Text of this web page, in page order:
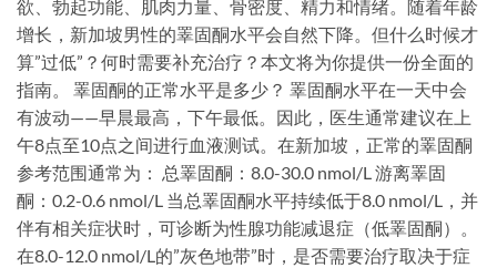
欲、勃起功能、肌肉力量、骨密度、精力和情绪。随着年龄
增长，新加坡男性的睪固酮水平会自然下降。但什么时候才
算”过低”？何时需要补充治疗？本文将为你提供一份全面的
指南。 睪固酮的正常水平是多少？ 睪固酮水平在一天中会
有波动——早晨最高，下午最低。因此，医生通常建议在上
午8点至10点之间进行血液测试。在新加坡，正常的睪固酮
参考范围通常为： 总睪固酮：8.0-30.0 nmol/L 游离睪固
酮：0.2-0.6 nmol/L 当总睪固酮水平持续低于8.0 nmol/L，并
伴有相关症状时，可诊断为性腺功能减退症（低睪固酮）。
在8.0-12.0 nmol/L的”灰色地带”时，是否需要治疗取决于症